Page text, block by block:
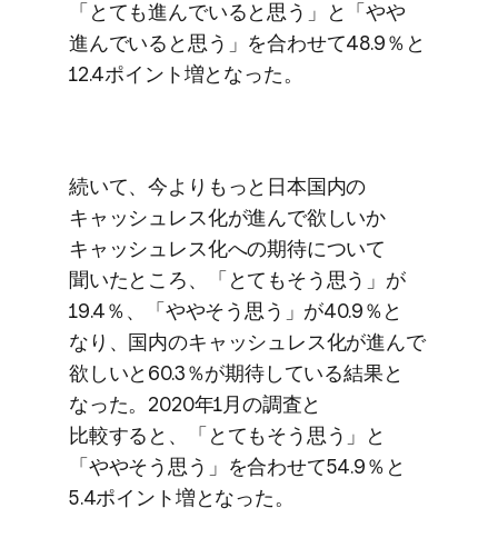
「とても​進んでいると​思う」と​「やや​
進んでいると​思う」を​合わせて​48.9％と​
12.4ポイント増と​なった。
続いて、​今よりもっと​日本国内の​
キャッシュレス化が​進んで​欲しいか​
キャッシュレス化への​期待に​ついて​
聞いた​ところ、​「とても​そう​思う」が​
19.4％、​「やや​そう​思う」が​40.9％と​
なり、​国内の​キャッシュレス化が​進んで​
欲しいと​60.3％が​期待している​結果と​
なった。​2020年1月の​調査と​
比較すると、​「とても​そう​思う」と​
「やや​そう​思う」を​合わせて​54.9％と​
5.4ポイント増と​なった。